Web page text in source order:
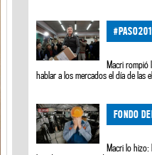
Macri rompió
hablar a los mercados el día de las
FONDO
Macri lo hizo: